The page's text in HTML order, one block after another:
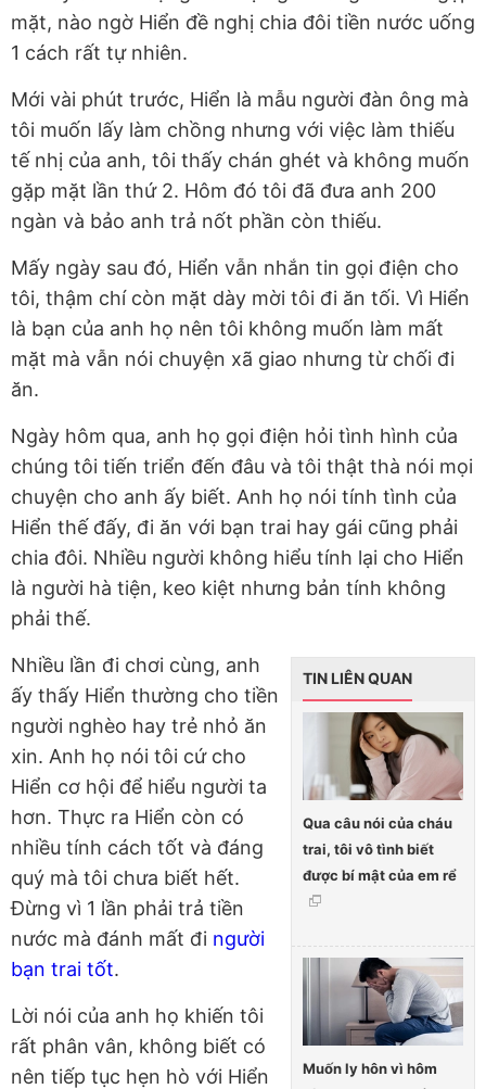
mặt, nào ngờ Hiển đề nghị chia đôi tiền nước uống
1 cách rất tự nhiên.
Mới vài phút trước, Hiển là mẫu người đàn ông mà
tôi muốn lấy làm chồng nhưng với việc làm thiếu
tế nhị của anh, tôi thấy chán ghét và không muốn
gặp mặt lần thứ 2. Hôm đó tôi đã đưa anh 200
ngàn và bảo anh trả nốt phần còn thiếu.
Mấy ngày sau đó, Hiển vẫn nhắn tin gọi điện cho
tôi, thậm chí còn mặt dày mời tôi đi ăn tối. Vì Hiển
là bạn của anh họ nên tôi không muốn làm mất
mặt mà vẫn nói chuyện xã giao nhưng từ chối đi
ăn.
Ngày hôm qua, anh họ gọi điện hỏi tình hình của
chúng tôi tiến triển đến đâu và tôi thật thà nói mọi
chuyện cho anh ấy biết. Anh họ nói tính tình của
Hiển thế đấy, đi ăn với bạn trai hay gái cũng phải
chia đôi. Nhiều người không hiểu tính lại cho Hiển
là người hà tiện, keo kiệt nhưng bản tính không
phải thế.
TIN LIÊN QUAN
Qua câu nói của cháu
trai, tôi vô tình biết
được bí mật của em rể
Muốn ly hôn vì hôm
Nhiều lần đi chơi cùng, anh
ấy thấy Hiển thường cho tiền
người nghèo hay trẻ nhỏ ăn
xin. Anh họ nói tôi cứ cho
Hiển cơ hội để hiểu người ta
hơn. Thực ra Hiển còn có
nhiều tính cách tốt và đáng
quý mà tôi chưa biết hết.
Đừng vì 1 lần phải trả tiền
nước mà đánh mất đi người
bạn trai tốt.
Lời nói của anh họ khiến tôi
rất phân vân, không biết có
nên tiếp tục hẹn hò với Hiển